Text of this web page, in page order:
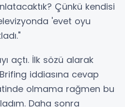
Çünkü kendisi
'evet oyu
açtı. İlk sözü alarak
iddiasına cevap
olmama rağmen bu
Daha sonra